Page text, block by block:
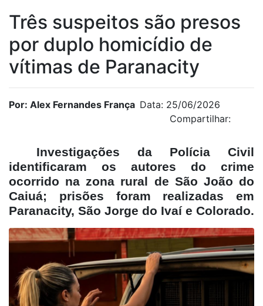
Três suspeitos são presos
por duplo homicídio de
vítimas de Paranacity
Por: Alex Fernandes França Data: 25/06/2026
Compartilhar:
Investigações da Polícia Civil
identificaram os autores do crime
ocorrido na zona rural de São João do
Caiuá; prisões foram realizadas em
Paranacity, São Jorge do Ivaí e Colorado.